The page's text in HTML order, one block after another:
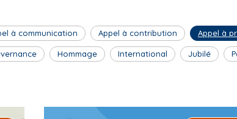
à communication Appel à contribution Appel à
Hommage International Jubilé